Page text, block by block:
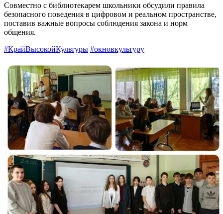
Совместно с библиотекарем школьники обсудили правила
безопасного поведения в цифровом и реальном пространстве,
поставив важные вопросы соблюдения закона и норм
общения.
#КрайВысокойКультуры #окновкультуру